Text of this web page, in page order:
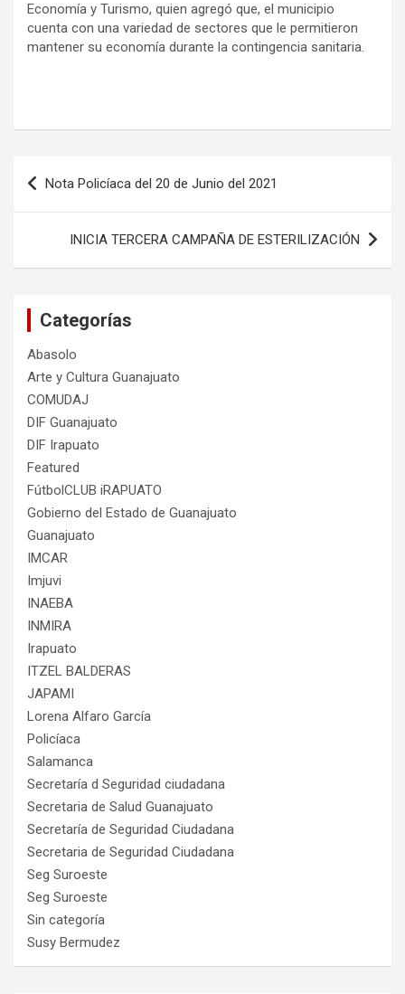
Economía y Turismo, quien agregó que, el municipio
cuenta con una variedad de sectores que le permitieron
mantener su economía durante la contingencia sanitaria.
Navegación
de
entradas
Nota Policíaca del 20 de Junio del 2021
INICIA TERCERA CAMPAÑA DE ESTERILIZACIÓN
Categorías
Abasolo
Arte y Cultura Guanajuato
COMUDAJ
DIF Guanajuato
DIF Irapuato
Featured
FútbolCLUB iRAPUATO
Gobierno del Estado de Guanajuato
Guanajuato
IMCAR
Imjuvi
INAEBA
INMIRA
Irapuato
ITZEL BALDERAS
JAPAMI
Lorena Alfaro García
Policíaca
Salamanca
Secretaría d Seguridad ciudadana
Secretaria de Salud Guanajuato
Secretaría de Seguridad Ciudadana
Secretaria de Seguridad Ciudadana
Seg Suroeste
Seg Suroeste
Sin categoría
Susy Bermudez